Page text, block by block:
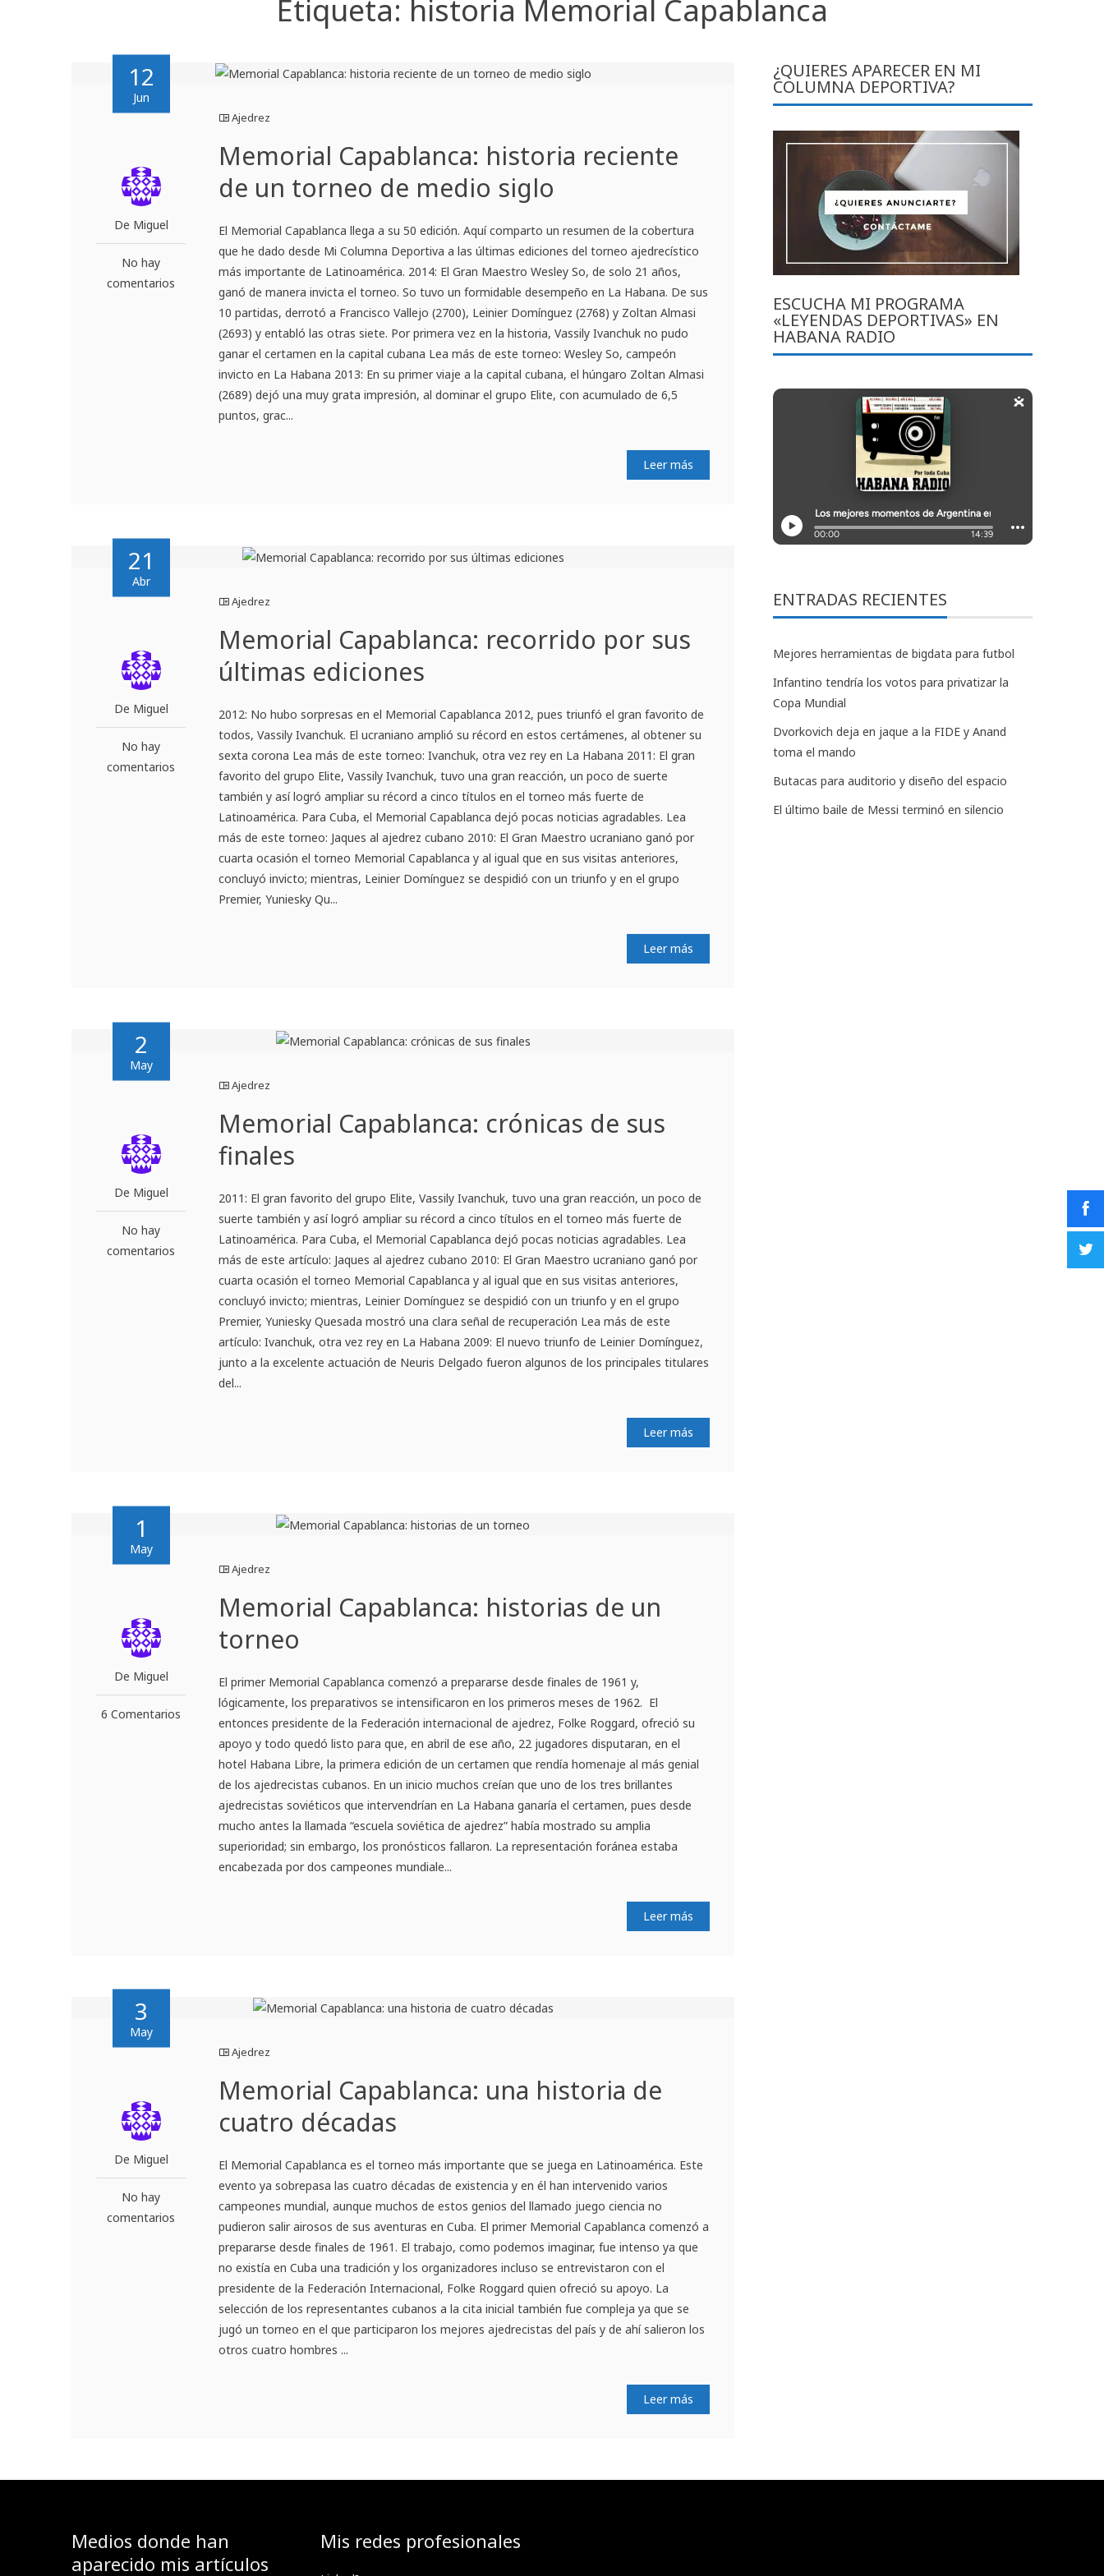
Etiqueta: historia Memorial Capablanca
12
Jun
De Miguel
No hay
comentarios
Ajedrez
Memorial Capablanca: historia reciente
de un torneo de medio siglo
El Memorial Capablanca llega a su 50 edición. Aquí comparto un resumen de la cobertura
que he dado desde Mi Columna Deportiva a las últimas ediciones del torneo ajedrecístico
más importante de Latinoamérica. 2014: El Gran Maestro Wesley So, de solo 21 años,
ganó de manera invicta el torneo. So tuvo un formidable desempeño en La Habana. De sus
10 partidas, derrotó a Francisco Vallejo (2700), Leinier Domínguez (2768) y Zoltan Almasi
(2693) y entabló las otras siete. Por primera vez en la historia, Vassily Ivanchuk no pudo
ganar el certamen en la capital cubana Lea más de este torneo: Wesley So, campeón
invicto en La Habana 2013: En su primer viaje a la capital cubana, el húngaro Zoltan Almasi
(2689) dejó una muy grata impresión, al dominar el grupo Elite, con acumulado de 6,5
puntos, grac...
Leer más
21
Abr
De Miguel
No hay
comentarios
Ajedrez
Memorial Capablanca: recorrido por sus
últimas ediciones
2012: No hubo sorpresas en el Memorial Capablanca 2012, pues triunfó el gran favorito de
todos, Vassily Ivanchuk. El ucraniano amplió su récord en estos certámenes, al obtener su
sexta corona Lea más de este torneo: Ivanchuk, otra vez rey en La Habana 2011: El gran
favorito del grupo Elite, Vassily Ivanchuk, tuvo una gran reacción, un poco de suerte
también y así logró ampliar su récord a cinco títulos en el torneo más fuerte de
Latinoamérica. Para Cuba, el Memorial Capablanca dejó pocas noticias agradables. Lea
más de este torneo: Jaques al ajedrez cubano 2010: El Gran Maestro ucraniano ganó por
cuarta ocasión el torneo Memorial Capablanca y al igual que en sus visitas anteriores,
concluyó invicto; mientras, Leinier Domínguez se despidió con un triunfo y en el grupo
Premier, Yuniesky Qu...
Leer más
2
May
De Miguel
No hay
comentarios
Ajedrez
Memorial Capablanca: crónicas de sus
finales
2011: El gran favorito del grupo Elite, Vassily Ivanchuk, tuvo una gran reacción, un poco de
suerte también y así logró ampliar su récord a cinco títulos en el torneo más fuerte de
Latinoamérica. Para Cuba, el Memorial Capablanca dejó pocas noticias agradables. Lea
más de este artículo: Jaques al ajedrez cubano 2010: El Gran Maestro ucraniano ganó por
cuarta ocasión el torneo Memorial Capablanca y al igual que en sus visitas anteriores,
concluyó invicto; mientras, Leinier Domínguez se despidió con un triunfo y en el grupo
Premier, Yuniesky Quesada mostró una clara señal de recuperación Lea más de este
artículo: Ivanchuk, otra vez rey en La Habana 2009: El nuevo triunfo de Leinier Domínguez,
junto a la excelente actuación de Neuris Delgado fueron algunos de los principales titulares
del...
Leer más
1
May
De Miguel
6 Comentarios
Ajedrez
Memorial Capablanca: historias de un
torneo
El primer Memorial Capablanca comenzó a prepararse desde finales de 1961 y,
lógicamente, los preparativos se intensificaron en los primeros meses de 1962. El
entonces presidente de la Federación internacional de ajedrez, Folke Roggard, ofreció su
apoyo y todo quedó listo para que, en abril de ese año, 22 jugadores disputaran, en el
hotel Habana Libre, la primera edición de un certamen que rendía homenaje al más genial
de los ajedrecistas cubanos. En un inicio muchos creían que uno de los tres brillantes
ajedrecistas soviéticos que intervendrían en La Habana ganaría el certamen, pues desde
mucho antes la llamada “escuela soviética de ajedrez” había mostrado su amplia
superioridad; sin embargo, los pronósticos fallaron. La representación foránea estaba
encabezada por dos campeones mundiale...
Leer más
3
May
De Miguel
No hay
comentarios
Ajedrez
Memorial Capablanca: una historia de
cuatro décadas
El Memorial Capablanca es el torneo más importante que se juega en Latinoamérica. Este
evento ya sobrepasa las cuatro décadas de existencia y en él han intervenido varios
campeones mundial, aunque muchos de estos genios del llamado juego ciencia no
pudieron salir airosos de sus aventuras en Cuba. El primer Memorial Capablanca comenzó a
prepararse desde finales de 1961. El trabajo, como podemos imaginar, fue intenso ya que
no existía en Cuba una tradición y los organizadores incluso se entrevistaron con el
presidente de la Federación Internacional, Folke Roggard quien ofreció su apoyo. La
selección de los representantes cubanos a la cita inicial también fue compleja ya que se
jugó un torneo en el que participaron los mejores ajedrecistas del país y de ahí salieron los
otros cuatro hombres ...
Leer más
¿QUIERES APARECER EN MI
COLUMNA DEPORTIVA?
ESCUCHA MI PROGRAMA
«LEYENDAS DEPORTIVAS» EN
HABANA RADIO
ENTRADAS RECIENTES
Mejores herramientas de bigdata para futbol
Infantino tendría los votos para privatizar la
Copa Mundial
Dvorkovich deja en jaque a la FIDE y Anand
toma el mando
Butacas para auditorio y diseño del espacio
El último baile de Messi terminó en silencio
Medios donde han
aparecido mis artículos
Mis redes profesionales